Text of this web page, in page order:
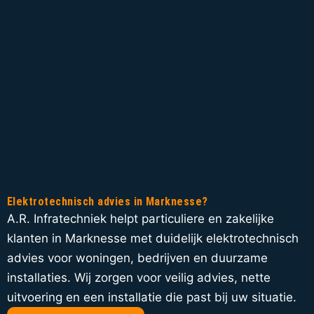
Elektrotechnisch advies in Marknesse?
A.R. Infratechniek helpt particuliere en zakelijke
klanten in Marknesse met duidelijk elektrotechnisch
advies voor woningen, bedrijven en duurzame
installaties. Wij zorgen voor veilig advies, nette
uitvoering en een installatie die past bij uw situatie.